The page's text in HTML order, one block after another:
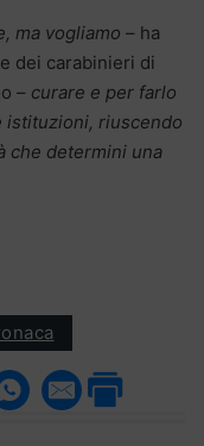
ma vogliamo – ha
dei carabinieri di
– curare e per farlo
istituzioni, riuscendo
che determini una